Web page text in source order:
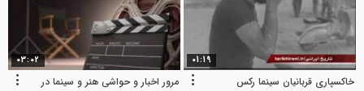
01:19
خاکسپاری قربانیان سینما رکس
03:02
مرور اخبار و حواشی هنر و سینما در